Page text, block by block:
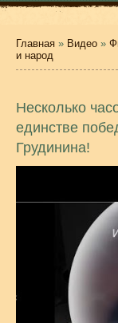
Главная » Видео »
и народ
Несколько
единстве
Грудинина!